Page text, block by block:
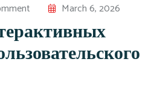
March 6, 2026